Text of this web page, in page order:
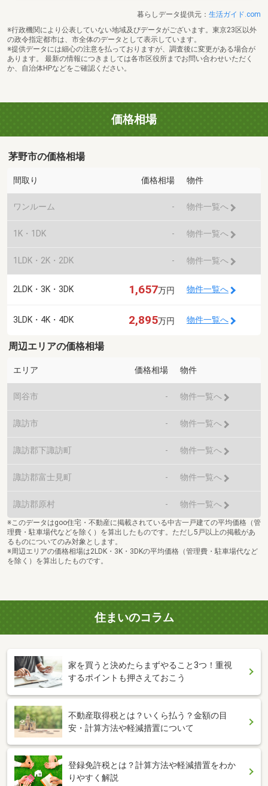
暮らしデータ提供元： 生活ガイド.com
※行政機関により公表していない地域及びデータがございます。東京23区以外
の政令指定都市は、市全体のデータとして表示しています。
※提供データには細心の注意を払っておりますが、調査後に変更がある場合が
あります。 最新の情報につきましては各市区役所までお問い合わせいただく
か、自治体HPなどをご確認ください。
価格相場
茅野市の価格相場
間取り 価格相場 物件
ワンルーム - 物件一覧へ
1K・1DK - 物件一覧へ
1LDK・2K・2DK - 物件一覧へ
2LDK・3K・3DK 1,657万円 物件一覧へ
3LDK・4K・4DK 2,895万円 物件一覧へ
周辺エリアの価格相場
エリア 価格相場 物件
岡谷市 - 物件一覧へ
諏訪市 - 物件一覧へ
諏訪郡下諏訪町 - 物件一覧へ
諏訪郡富士見町 - 物件一覧へ
諏訪郡原村 - 物件一覧へ
※このデータはgoo住宅・不動産に掲載されている中古一戸建ての平均価格（管
理費・駐車場代などを除く）を算出したものです。ただし5戸以上の掲載があ
るものについてのみ対象とします。
※周辺エリアの価格相場は2LDK・3K・3DKの平均価格（管理費・駐車場代など
を除く）を算出したものです。
住まいのコラム
家を買うと決めたらまずやること3つ！重視
するポイントも押さえておこう
不動産取得税とは？いくら払う？金額の目
安・計算方法や軽減措置について
登録免許税とは？計算方法や軽減措置をわか
りやすく解説